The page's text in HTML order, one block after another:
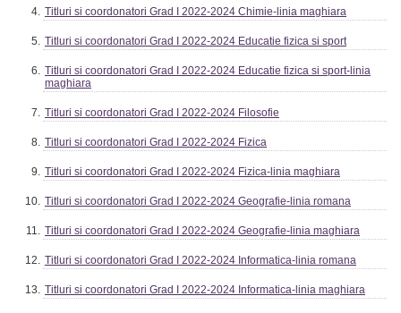
Titluri si coordonatori Grad I 2022-2024 Chimie-linia maghiara
Titluri si coordonatori Grad I 2022-2024 Educatie fizica si sport
Titluri si coordonatori Grad I 2022-2024 Educatie fizica si sport-linia
maghiara
Titluri si coordonatori Grad I 2022-2024 Filosofie
Titluri si coordonatori Grad I 2022-2024 Fizica
Titluri si coordonatori Grad I 2022-2024 Fizica-linia maghiara
Titluri si coordonatori Grad I 2022-2024 Geografie-linia romana
Titluri si coordonatori Grad I 2022-2024 Geografie-linia maghiara
Titluri si coordonatori Grad I 2022-2024 Informatica-linia romana
Titluri si coordonatori Grad I 2022-2024 Informatica-linia maghiara